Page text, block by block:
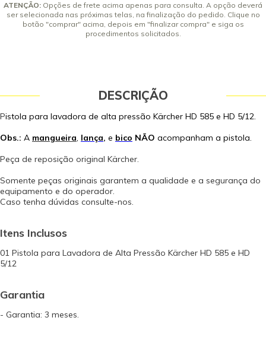
ATENÇÃO: Opções de frete acima apenas para consulta. A opção deverá
ser selecionada nas próximas telas, na finalização do pedido. Clique no
botão "comprar" acima, depois em "finalizar compra" e siga os
procedimentos solicitados.
DESCRIÇÃO
Pistola para lavadora de alta pressão Kärcher HD 585 e HD 5/12.
Obs.: A mangueira, lança, e bico NÃO acompanham a pistola.
Peça de reposição original Kärcher.
Somente peças originais garantem a qualidade e a segurança do
equipamento e do operador.
Caso tenha dúvidas consulte-nos.
Itens Inclusos
01 Pistola para Lavadora de Alta Pressão Kärcher HD 585 e HD
5/12
Garantia
- Garantia: 3 meses.